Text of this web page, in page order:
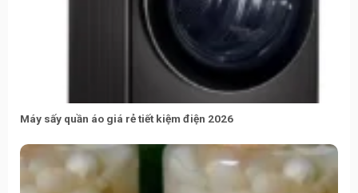
Máy sấy quần áo giá rẻ tiết kiệm điện 2026